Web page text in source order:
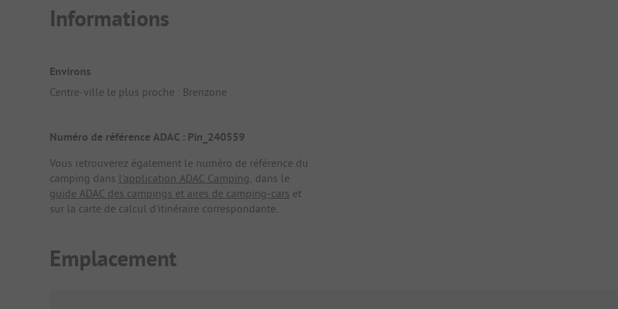
Informations
Environs
Centre-ville le plus proche : Brenzone
Numéro de référence ADAC : Pin_240559
Vous retrouverez également le numéro de référence du
camping dans l'application ADAC Camping, dans le
guide ADAC des campings et aires de camping-cars et
sur la carte de calcul d'itinéraire correspondante.
Emplacement